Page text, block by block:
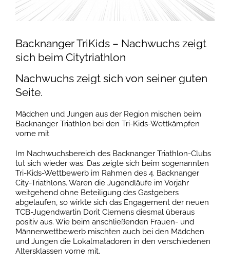
Backnanger TriKids – Nachwuchs zeigt
sich beim Citytriathlon
Nachwuchs zeigt sich von seiner guten
Seite.
Mädchen und Jungen aus der Region mischen beim
Backnanger Triathlon bei den Tri-Kids-Wettkämpfen
vorne mit
Im Nachwuchsbereich des Backnanger Triathlon-Clubs
tut sich wieder was. Das zeigte sich beim sogenannten
Tri-Kids-Wettbewerb im Rahmen des 4. Backnanger
City-Triathlons. Waren die Jugendläufe im Vorjahr
weitgehend ohne Beteiligung des Gastgebers
abgelaufen, so wirkte sich das Engagement der neuen
TCB-Jugendwartin Dorit Clemens diesmal überaus
positiv aus. Wie beim anschließenden Frauen- und
Männerwettbewerb mischten auch bei den Mädchen
und Jungen die Lokalmatadoren in den verschiedenen
Altersklassen vorne mit.